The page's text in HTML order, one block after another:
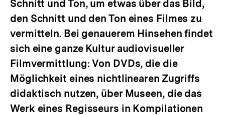
Schnitt und Ton, um etwas über das Bild,
den Schnitt und den Ton eines Filmes zu
vermitteln. Bei genauerem Hinsehen findet
sich eine ganze Kultur audiovisueller
Filmvermittlung: Von DVDs, die die
Möglichkeit eines nichtlinearen Zugriffs
didaktisch nutzen, über Museen, die das
Werk eines Regisseurs in Kompilationen